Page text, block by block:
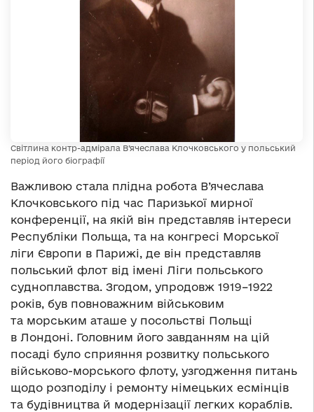
Світлина контр-адмірала В’ячеслава Клочковського у польський
період його біографії
Важливою стала плідна робота В’ячеслава
Клочковського під час Паризької мирної
конференції, на якій він представляв інтереси
Республіки Польща, та на конгресі Морської
ліги Європи в Парижі, де він представляв
польський флот від імені Ліги польського
судноплавства. Згодом, упродовж 1919–1922
років, був повноважним військовим
та морським аташе у посольстві Польщі
в Лондоні. Головним його завданням на цій
посаді було сприяння розвитку польського
військово-морського флоту, узгодження питань
щодо розподілу і ремонту німецьких есмінців
та будівництва й модернізації легких кораблів.